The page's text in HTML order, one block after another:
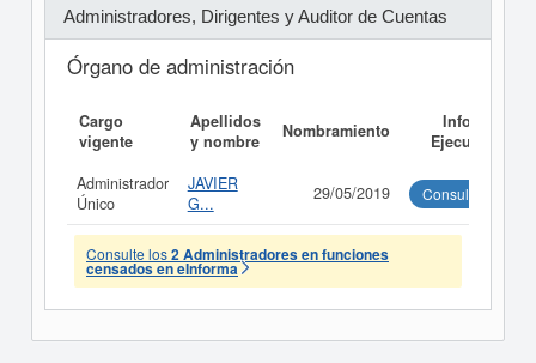
Administradores, Dirigentes y Auditor de Cuentas
Órgano de administración
Cargo
vigente
Apellidos
y nombre
Nombramiento
Informe
Ejecutivo
Administrador
Único
JAVIER
G...
29/05/2019 Consultar
Consulte los2 Administradores en funciones
censados en eInforma